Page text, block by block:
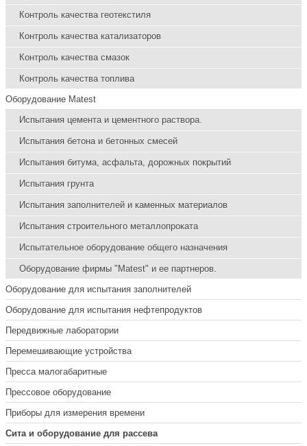
Контроль качества геотекстиля
Контроль качества катализаторов
Контроль качества смазок
Контроль качества топлива
Оборудование Matest
Испытания цемента и цементного раствора.
Испытания бетона и бетонных смесей
Испытания битума, асфальта, дорожных покрытий
Испытания грунта
Испытания заполнителей и каменных материалов
Испытания строительного металлопроката
Испытательное оборудование общего назначения
Оборудование фирмы "Matest" и ее партнеров.
Оборудование для испытания заполнителей
Оборудование для испытания нефтепродуктов
Передвижные лаборатории
Перемешивающие устройства
Пресса малогабаритные
Прессовое оборудование
Приборы для измерения времени
Сита и оборудование для рассева